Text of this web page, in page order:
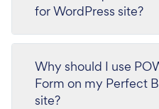
for WordPress site?
Why should I use
Form on my Perfect
site?